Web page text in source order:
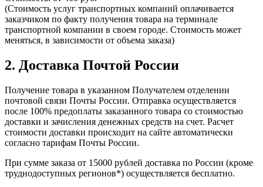
(Стоимость услуг транспортных компаний оплачивается
заказчиком по факту получения товара на терминале
транспортной компании в своем городе. Стоимость может
меняться, в зависимости от объема заказа)
2. Доставка Почтой России
Получение товара в указанном Получателем отделении
почтовой связи Почты России. Отправка осуществляется
после 100% предоплаты заказанного товара со стоимостью
доставки и зачисления денежных средств на счет. Расчет
стоимости доставки происходит на сайте автоматически
согласно тарифам Почты России.
При сумме заказа от 15000 рублей доставка по России (кроме
труднодоступных регионов*) осуществляется бесплатно.